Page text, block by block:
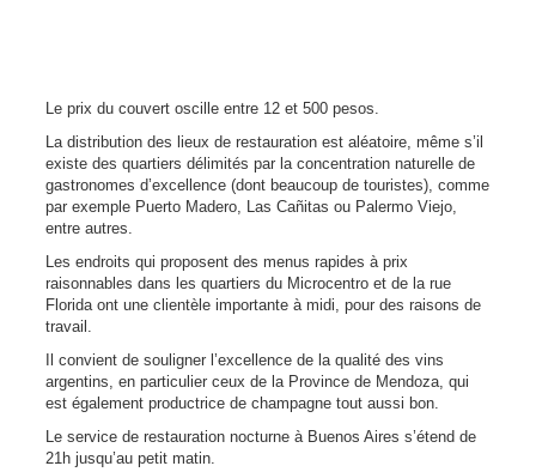
Le prix du couvert oscille entre 12 et 500 pesos.
La distribution des lieux de restauration est aléatoire, même s’il
existe des quartiers délimités par la concentration naturelle de
gastronomes d’excellence (dont beaucoup de touristes), comme
par exemple Puerto Madero, Las Cañitas ou Palermo Viejo,
entre autres.
Les endroits qui proposent des menus rapides à prix
raisonnables dans les quartiers du Microcentro et de la rue
Florida ont une clientèle importante à midi, pour des raisons de
travail.
Il convient de souligner l’excellence de la qualité des vins
argentins, en particulier ceux de la Province de Mendoza, qui
est également productrice de champagne tout aussi bon.
Le service de restauration nocturne à Buenos Aires s’étend de
21h jusqu’au petit matin.